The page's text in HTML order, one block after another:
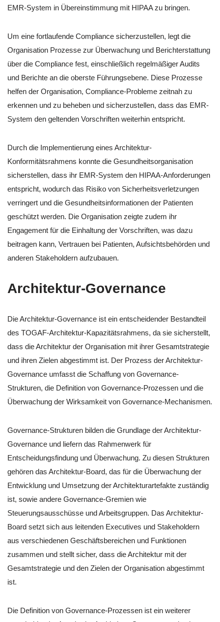
EMR-System in Übereinstimmung mit HIPAA zu bringen.
Um eine fortlaufende Compliance sicherzustellen, legt die
Organisation Prozesse zur Überwachung und Berichterstattung
über die Compliance fest, einschließlich regelmäßiger Audits
und Berichte an die oberste Führungsebene. Diese Prozesse
helfen der Organisation, Compliance-Probleme zeitnah zu
erkennen und zu beheben und sicherzustellen, dass das EMR-
System den geltenden Vorschriften weiterhin entspricht.
Durch die Implementierung eines Architektur-
Konformitätsrahmens konnte die Gesundheitsorganisation
sicherstellen, dass ihr EMR-System den HIPAA-Anforderungen
entspricht, wodurch das Risiko von Sicherheitsverletzungen
verringert und die Gesundheitsinformationen der Patienten
geschützt werden. Die Organisation zeigte zudem ihr
Engagement für die Einhaltung der Vorschriften, was dazu
beitragen kann, Vertrauen bei Patienten, Aufsichtsbehörden und
anderen Stakeholdern aufzubauen.
Architektur-Governance
Die Architektur-Governance ist ein entscheidender Bestandteil
des TOGAF-Architektur-Kapazitätsrahmens, da sie sicherstellt,
dass die Architektur der Organisation mit ihrer Gesamtstrategie
und ihren Zielen abgestimmt ist. Der Prozess der Architektur-
Governance umfasst die Schaffung von Governance-
Strukturen, die Definition von Governance-Prozessen und die
Überwachung der Wirksamkeit von Governance-Mechanismen.
Governance-Strukturen bilden die Grundlage der Architektur-
Governance und liefern das Rahmenwerk für
Entscheidungsfindung und Überwachung. Zu diesen Strukturen
gehören das Architektur-Board, das für die Überwachung der
Entwicklung und Umsetzung der Architekturartefakte zuständig
ist, sowie andere Governance-Gremien wie
Steuerungsausschüsse und Arbeitsgruppen. Das Architektur-
Board setzt sich aus leitenden Executives und Stakeholdern
aus verschiedenen Geschäftsbereichen und Funktionen
zusammen und stellt sicher, dass die Architektur mit der
Gesamtstrategie und den Zielen der Organisation abgestimmt
ist.
Die Definition von Governance-Prozessen ist ein weiterer